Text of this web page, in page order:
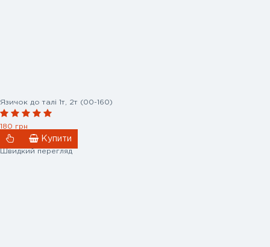
Язичок до талі 1т, 2т (00-160)
180 грн
Купити
Швидкий перегляд